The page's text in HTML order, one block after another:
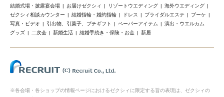
結婚式場・披露宴会場 お届けゼクシィ リゾートウエディング
海外ウエディング
ゼクシィ相談カウンター
結婚指輪・婚約指輪 ドレス ブライダルエステ
ブーケ
写真・ビデオ
引出物、引菓子、プチギフト ペーパーアイテム
演出・ウエルカム
グッズ
二次会 新婚生活 結婚手続き・保険・お金 新居
※各会場・各ショップの情報ページにおけるゼクシィに限定する旨の表現は、ゼクシィの